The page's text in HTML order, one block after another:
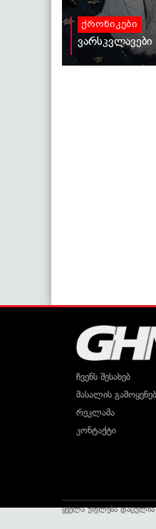
ქრონიკები
ჩვენს შესახებ
მასალის
რეკლამა
კონტაქტი
ყველა უფლება